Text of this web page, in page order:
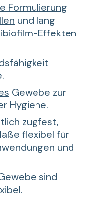
Formulierung
und lang
Effekten
Gewebe zur
Hygiene.
zugfest,
flexibel für
und
sind